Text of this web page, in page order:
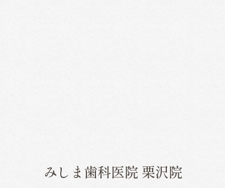
みしま歯科医院 栗沢院